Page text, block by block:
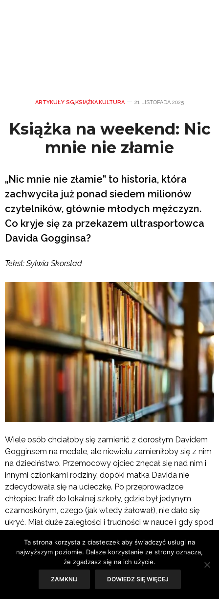
ARTYKUŁY SG,KSIĄŻKA,KULTURA 21 LISTOPADA 2025
Książka na weekend: Nic
mnie nie złamie
„Nic mnie nie złamie” to historia, która
zachwyciła już ponad siedem milionów
czytelników, głównie młodych mężczyzn.
Co kryje się za przekazem ultrasportowca
Davida Gogginsa?
Tekst: Sylwia Skorstad
Wiele osób chciałoby się zamienić z dorosłym Davidem
Gogginsem na medale, ale niewielu zamieniłoby się z nim
na dzieciństwo. Przemocowy ojciec znęcał się nad nim i
innymi członkami rodziny, dopóki matka Davida nie
zdecydowała się na ucieczkę. Po przeprowadzce
chłopiec trafił do lokalnej szkoły, gdzie był jedynym
czarnoskórym, czego (jak wtedy żałował), nie dało się
ukryć. Miał duże zaległości i trudności w nauce i gdy spod
uznano go za kandydata do szkoły specjalnej. Z tego
powodu jako dziewięciolatek trafił na terapię grupową.
„To było jak zły sen. Psychiatra ustawił w półkolu siedem
Ta strona korzysta z ciasteczek aby świadczyć usługi na
najwyższym poziomie. Dalsze korzystanie ze strony oznacza,
że zgadzasz się na ich użycie.
ZAMKNIJ DOWIEDZ SIĘ WIĘCEJ